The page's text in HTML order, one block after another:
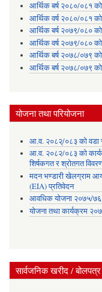
आर्थिक बर्ष २०८०/०८१
आर्थिक वर्ष २०८०/०८१
आर्थिक बर्ष २०७९/०८०
आर्थिक वर्ष २०७९/०८०
आर्थिक बर्ष २०७८/०७९
आर्थिक बर्ष २०७८/०७९
योजना तथा परियोजना
आ.व. २०८२्/०८३ को वडा
आ.व. २०८२/०८३ को
शिर्षकगत र श्रोतगत
मदन भण्डारी खेलग्राम
(EIA) प्रतिवेदन
आवधिक योजना २०७५/७६
योजना तथा कार्यक्रम
सार्वजनिक खरीद /